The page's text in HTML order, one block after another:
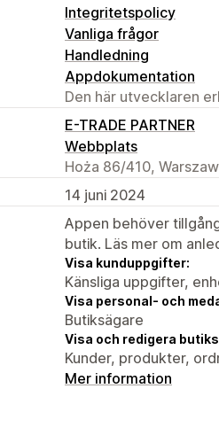
Integritetspolicy
Vanliga frågor
Handledning
Appdokumentation
Den här utvecklaren
E-TRADE PARTNER
Webbplats
Hoża 86/410,
14 juni 2024
Appen behöver
butik. Läs mer om
Visa kunduppgifter:
Känsliga uppgifter,
Visa personal- och
Butiksägare
Visa och redigera
Kunder, produkter,
Mer information